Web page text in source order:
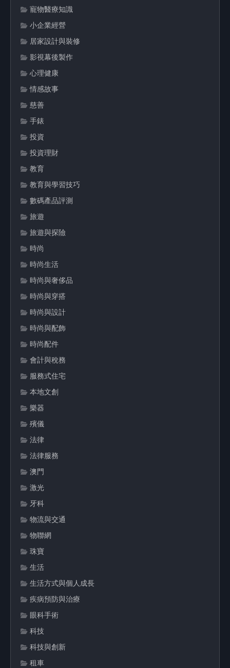
寵物醫療知識
小企業經營
居家設計與裝修
影視幕後製作
心理健康
情感故事
慈善
手錶
投資
投資理財
教育
教育與學習技巧
數碼產品評測
旅遊
旅遊與探險
時尚
時尚生活
時尚與奢侈品
時尚與穿搭
時尚與設計
時尚與配飾
時尚配件
會計與稅務
服務式住宅
本地文創
樂器
殯儀
法律
法律服務
澳門
激光
牙科
物流與交通
物聯網
珠寶
生活
生活方式與個人成長
疾病預防與治療
眼科手術
科技
科技與創新
租車